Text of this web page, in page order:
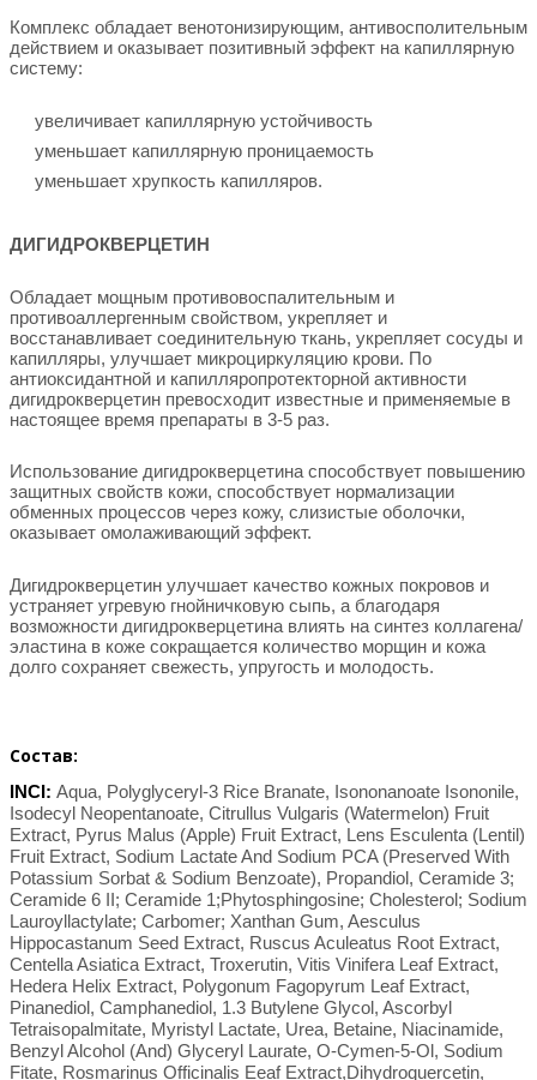
Комплекс обладает венотонизирующим, антивосполительным
действием и оказывает позитивный эффект на капиллярную
систему:
увеличивает капиллярную устойчивость
уменьшает капиллярную проницаемость
уменьшает хрупкость капилляров.
ДИГИДРОКВЕРЦЕТИН
Обладает мощным противовоспалительным и
противоаллергенным свойством, укрепляет и
восстанавливает соединительную ткань, укрепляет сосуды и
капилляры, улучшает микроциркуляцию крови. По
антиоксидантной и капилляропротекторной активности
дигидрокверцетин превосходит известные и применяемые в
настоящее время препараты в 3-5 раз.
Использование дигидрокверцетина способствует повышению
защитных свойств кожи, способствует нормализации
обменных процессов через кожу, слизистые оболочки,
оказывает омолаживающий эффект.
Дигидрокверцетин улучшает качество кожных покровов и
устраняет угревую гнойничковую сыпь, а благодаря
возможности дигидрокверцетина влиять на синтез коллагена/
эластина в коже сокращается количество морщин и кожа
долго сохраняет свежесть, упругость и молодость.
Состав:
INCI: Aqua, Polyglyceryl-3 Rice Branate, Isononanoate Isononile,
Isodecyl Neopentanoate, Citrullus Vulgaris (Watermelon) Fruit
Extract, Pyrus Malus (Apple) Fruit Extract, Lens Esculenta (Lentil)
Fruit Extract, Sodium Lactate And Sodium PCA (Preserved With
Potassium Sorbat & Sodium Benzoate), Propandiol, Ceramide 3;
Ceramide 6 II; Ceramide 1;Phytosphingosine; Cholesterol; Sodium
Lauroyllactylate; Carbomer; Xanthan Gum, Aesculus
Hippocastanum Seed Extract, Ruscus Aculeatus Root Extract,
Centella Asiatica Extract, Troxerutin, Vitis Vinifera Leaf Extract,
Hedera Helix Extract, Polygonum Fagopyrum Leaf Extract,
Pinanediol, Camphanediol, 1.3 Butylene Glycol, Ascorbyl
Tetraisopalmitate, Myristyl Lactate, Urea, Betaine, Niacinamide,
Benzyl Alcohol (And) Glyceryl Laurate, O-Cymen-5-Ol, Sodium
Fitate, Rosmarinus Officinalis Eeaf Extract,Dihydroquercetin,